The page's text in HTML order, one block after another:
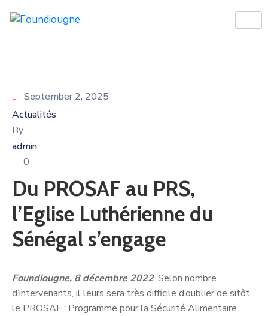
September 2, 2025
Actualités
By
admin
0
Du PROSAF au PRS,
l’Eglise Luthérienne du
Sénégal s’engage
Foundiougne, 8 décembre 2022. Selon nombre
d’intervenants, il leurs sera très difficile d’oublier de sitôt
le PROSAF : Programme pour la Sécurité Alimentaire